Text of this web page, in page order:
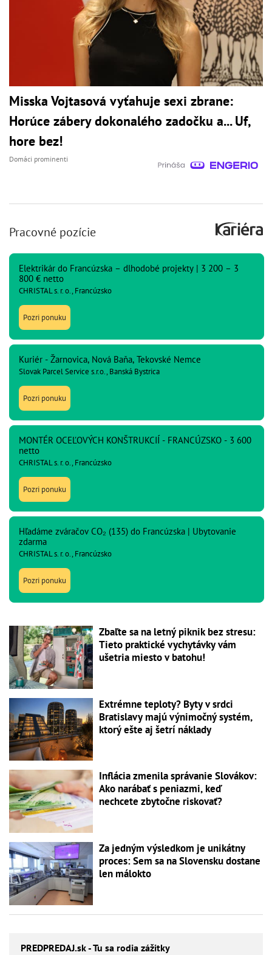
Misska Vojtasová vyťahuje sexi zbrane:
Horúce zábery dokonalého zadočku a... Uf,
hore bez!
Domáci prominenti
Pracovné pozície
Elektrikár do Francúzska – dlhodobé projekty | 3 200 – 3
800 € netto
CHRISTAL s. r. o., Francúzsko
Pozri ponuku
Kuriér - Žarnovica, Nová Baňa, Tekovské Nemce
Slovak Parcel Service s.r.o., Banská Bystrica
Pozri ponuku
MONTÉR OCEĽOVÝCH KONŠTRUKCIÍ - FRANCÚZSKO - 3 600
netto
CHRISTAL s. r. o., Francúzsko
Pozri ponuku
Hľadáme zváračov CO₂ (135) do Francúzska | Ubytovanie
zdarma
CHRISTAL s. r. o., Francúzsko
Pozri ponuku
Zbaľte sa na letný piknik bez stresu:
Tieto praktické vychytávky vám
ušetria miesto v batohu!
Extrémne teploty? Byty v srdci
Bratislavy majú výnimočný systém,
ktorý ešte aj šetrí náklady
Inflácia zmenila správanie Slovákov:
Ako narábať s peniazmi, keď
nechcete zbytočne riskovať?
Za jedným výsledkom je unikátny
proces: Sem sa na Slovensku dostane
len málokto
PREDPREDAJ.sk - Tu sa rodia zážitky